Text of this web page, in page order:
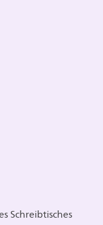
Schreibtisches